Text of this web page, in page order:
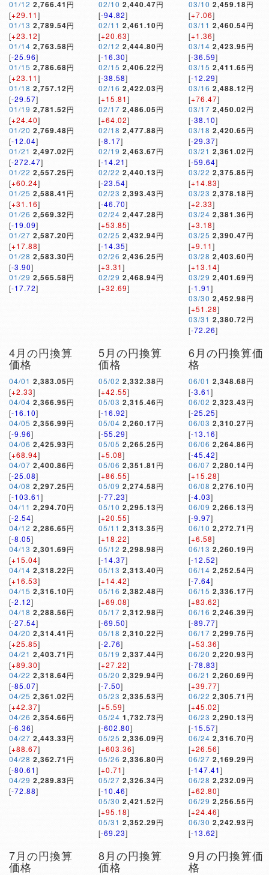
01/12 2,766.41 円
[+29.11]
01/13 2,789.54円
[+23.12]
01/14 2,763.58円
[-25.96]
01/15 2,786.68円
[+23.11]
01/18 2,757.12円
[-29.57]
01/19 2,781.52円
[+24.40]
01/20 2,769.48円
[-12.04]
01/21 2,497.02円
[-272.47]
01/22 2,557.25円
[+60.24]
01/25 2,588.41 円
[+31.16]
01/26 2,569.32円
[-19.09]
01/27 2,587.20円
[+17.88]
01/28 2,583.30円
[-3.90]
01/29 2,565.58円
[-17.72]
02/10 2,440.47円
[-94.82]
02/11 2,461.10円
[+20.63]
02/12 2,444.80円
[-16.30]
02/15 2,406.22円
[-38.58]
02/16 2,422.03円
[+15.81]
02/17 2,486.05円
[+64.02]
02/18 2,477.88円
[-8.17]
02/19 2,463.67円
[-14.21]
02/22 2,440.13円
[-23.54]
02/23 2,393.43円
[-46.70]
02/24 2,447.28円
[+53.85]
02/25 2,432.94円
[-14.35]
02/26 2,436.25円
[+3.31]
02/29 2,468.94円
[+32.69]
03/10 2,459.18円
[+7.06]
03/11 2,460.54円
[+1.36]
03/14 2,423.95円
[-36.59]
03/15 2,411.65円
[-12.29]
03/16 2,488.12円
[+76.47]
03/17 2,450.02円
[-38.10]
03/18 2,420.65円
[-29.37]
03/21 2,361.02円
[-59.64]
03/22 2,375.85円
[+14.83]
03/23 2,378.18円
[+2.33]
03/24 2,381.36円
[+3.18]
03/25 2,390.47円
[+9.11]
03/28 2,403.60円
[+13.14]
03/29 2,401.69円
[-1.91]
03/30 2,452.98円
[+51.28]
03/31 2,380.72円
[-72.26]
4月の円換算
価格
04/01 2,383.05円
[+2.33]
04/04 2,366.95円
[-16.10]
04/05 2,356.99円
[-9.96]
04/06 2,425.93円
[+68.94]
04/07 2,400.86円
[-25.08]
04/08 2,297.25円
[-103.61]
04/11 2,294.70円
[-2.54]
04/12 2,286.65円
[-8.05]
04/13 2,301.69円
[+15.04]
04/14 2,318.22円
[+16.53]
04/15 2,316.10円
[-2.12]
04/18 2,288.56円
[-27.54]
04/20 2,314.41 円
[+25.85]
04/21 2,403.71 円
[+89.30]
04/22 2,318.64円
[-85.07]
04/25 2,361.02円
[+42.37]
04/26 2,354.66円
[-6.36]
04/27 2,443.33円
[+88.67]
04/28 2,362.71 円
[-80.61]
04/29 2,289.83円
[-72.88]
5月の円換算
価格
05/02 2,332.38円
[+42.55]
05/03 2,315.46円
[-16.92]
05/04 2,260.17円
[-55.29]
05/05 2,265.25円
[+5.08]
05/06 2,351.81 円
[+86.55]
05/09 2,274.58円
[-77.23]
05/10 2,295.13円
[+20.55]
05/11 2,313.35円
[+18.22]
05/12 2,298.98円
[-14.37]
05/13 2,313.40円
[+14.42]
05/16 2,382.48円
[+69.08]
05/17 2,312.98円
[-69.50]
05/18 2,310.22円
[-2.76]
05/19 2,337.44円
[+27.22]
05/20 2,329.94円
[-7.50]
05/23 2,335.53円
[+5.59]
05/24 1,732.73円
[-602.80]
05/25 2,336.09円
[+603.36]
05/26 2,336.80円
[+0.71]
05/27 2,326.34円
[-10.46]
05/30 2,421.52円
[+95.18]
05/31 2,352.29円
[-69.23]
6月の円換算価
格
06/01 2,348.68円
[-3.61]
06/02 2,323.43円
[-25.25]
06/03 2,310.27円
[-13.16]
06/06 2,264.86円
[-45.42]
06/07 2,280.14円
[+15.28]
06/08 2,276.10円
[-4.03]
06/09 2,266.13円
[-9.97]
06/10 2,272.71 円
[+6.58]
06/13 2,260.19円
[-12.52]
06/14 2,252.54円
[-7.64]
06/15 2,336.17円
[+83.62]
06/16 2,246.39円
[-89.77]
06/17 2,299.75円
[+53.36]
06/20 2,220.93円
[-78.83]
06/21 2,260.69円
[+39.77]
06/22 2,305.71 円
[+45.02]
06/23 2,290.13円
[-15.57]
06/24 2,316.70円
[+26.56]
06/27 2,169.29円
[-147.41]
06/28 2,232.09円
[+62.80]
06/29 2,256.55円
[+24.46]
06/30 2,242.93円
[-13.62]
7月の円換算
価格
8月の円換算
価格
9月の円換算価
格